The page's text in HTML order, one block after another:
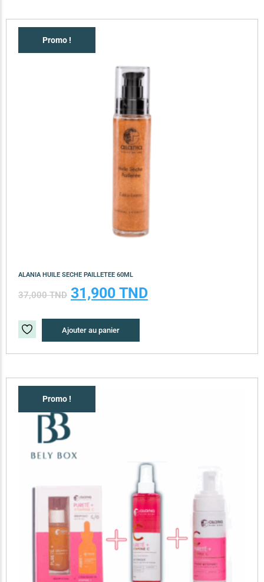
Promo !
Promo !
ALANIA HUILE SECHE PAILLETEE 60ML
37,000TND 31,900 TND
Ajouter au panier